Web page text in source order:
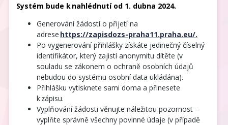
Systém bude k nahlédnutí od 1. dubna 2024.
Generování žádostí o přijetí na
adrese https://zapisdozs-praha11.praha.eu/.
Po vygenerování přihlášky získáte jedinečný číselný
identifikátor, který zajistí anonymitu dítěte (v
souladu se zákonem o ochraně osobních údajů
nebudou do systému osobní data ukládána).
Přihlášku vytisknete sami doma a přinesete
k zápisu.
Vyplňování žádosti věnujte náležitou pozornost –
vyplňte správně všechny povinné údaje (v případě